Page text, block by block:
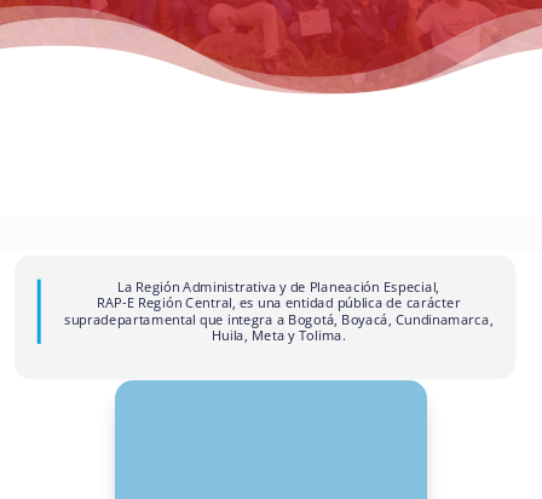
La Región Administrativa y de Planeación Especial,
RAP-E Región Central, es una entidad pública de carácter
supradepartamental que integra a Bogotá, Boyacá, Cundinamarca,
Huila, Meta y Tolima.